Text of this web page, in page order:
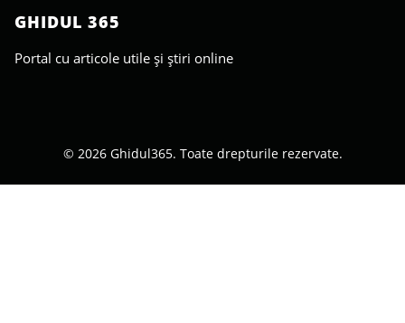
GHIDUL 365
Portal cu articole utile și știri online
© 2026 Ghidul365. Toate drepturile rezervate.